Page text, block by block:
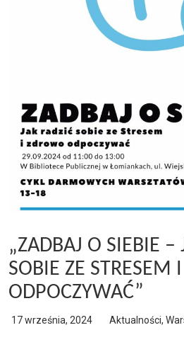
„ZADBAJ O SIEBIE –
SOBIE ZE STRESEM
ODPOCZYWAĆ”
17 września, 2024 Aktualności,